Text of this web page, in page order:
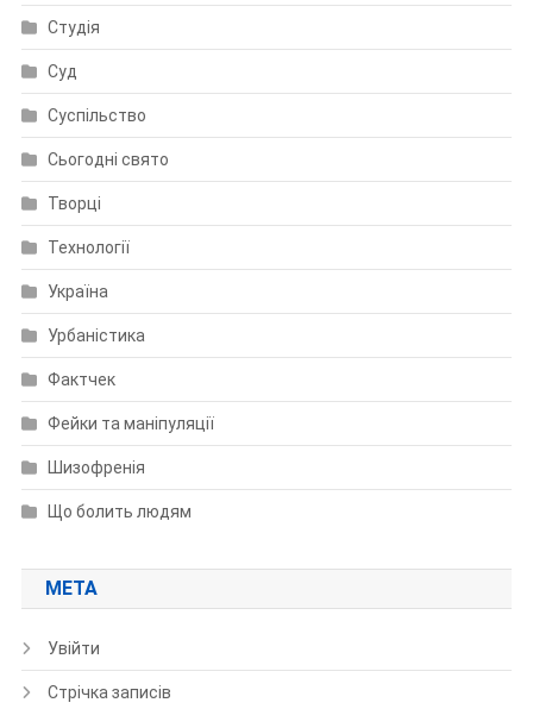
Студія
Суд
Суспільство
Сьогодні свято
Творці
Технології
Україна
Урбаністика
Фактчек
Фейки та маніпуляції
Шизофренія
Що болить людям
МЕТА
Увійти
Стрічка записів